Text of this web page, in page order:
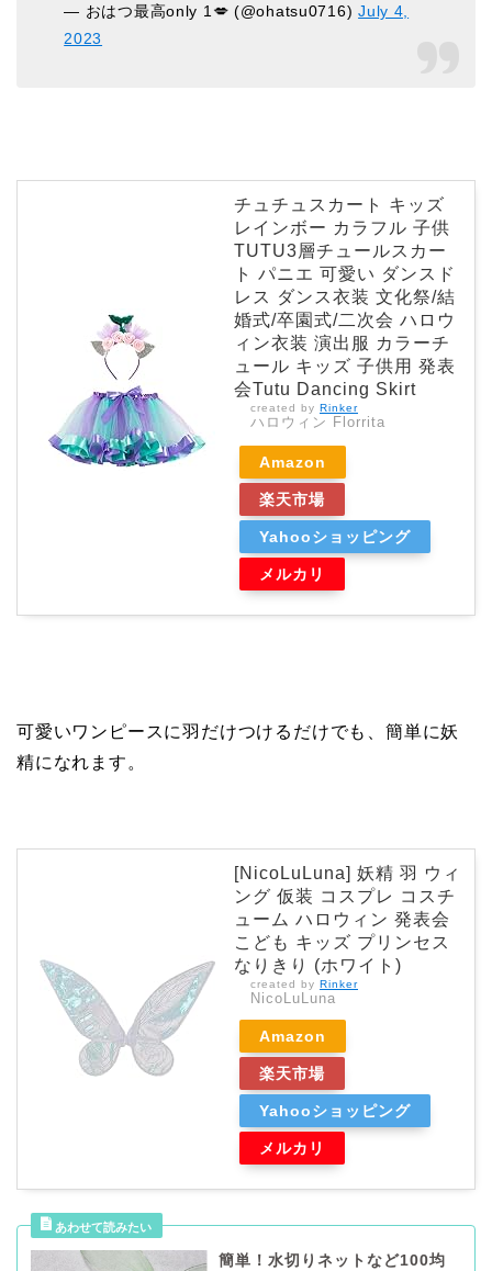
— おはつ最高only 1💋 (@ohatsu0716)July 4,
2023
チュチュスカート キッズ
レインボー カラフル 子供
TUTU3層チュールスカー
ト パニエ 可愛い ダンスド
レス ダンス衣装 文化祭/結
婚式/卒園式/二次会 ハロウ
ィン衣装 演出服 カラーチ
ュール キッズ 子供用 発表
会Tutu Dancing Skirt
created by Rinker
ハロウィン Florrita
Amazon
楽天市場
Yahooショッピング
メルカリ
可愛いワンピースに羽だけつけるだけでも、簡単に妖
精になれます。
[NicoLuLuna] 妖精 羽 ウィ
ング 仮装 コスプレ コスチ
ューム ハロウィン 発表会
こども キッズ プリンセス
なりきり (ホワイト)
created by Rinker
NicoLuLuna
Amazon
楽天市場
Yahooショッピング
メルカリ
簡単！水切りネットなど100均